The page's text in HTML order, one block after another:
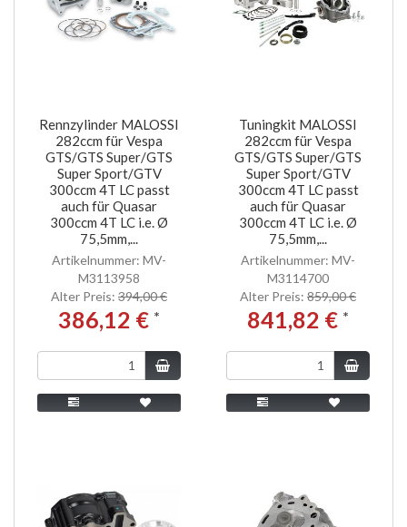
Rennzylinder MALOSSI
282ccm für Vespa
GTS/GTS Super/GTS
Super Sport/GTV
300ccm 4T LC passt
auch für Quasar
300ccm 4T LC i.e. Ø
75,5mm,...
Artikelnummer: MV-
M3113958
Alter Preis: 394,00 €
386,12 € *
Tuningkit MALOSSI
282ccm für Vespa
GTS/GTS Super/GTS
Super Sport/GTV
300ccm 4T LC passt
auch für Quasar
300ccm 4T LC i.e. Ø
75,5mm,...
Artikelnummer: MV-
M3114700
Alter Preis: 859,00 €
841,82 € *